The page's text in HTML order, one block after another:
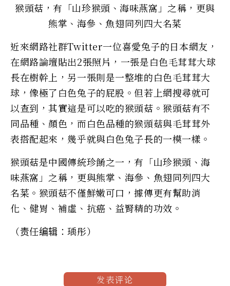
猴頭菇，有「山珍猴頭、海味燕窩」之稱，更與
熊掌、海參、魚翅同列四大名菜
近來網路社群Twitter一位喜愛兔子的日本網友，
在網路論壇貼出2張照片，一張是白色毛茸茸大球
長在樹幹上，另一張則是一整堆的白色毛茸茸大
球，像極了白色兔子的屁股。但若上網搜尋就可
以查到，其實這是可以吃的猴頭菇。猴頭菇有不
同品種、顏色，而白色品種的猴頭菇與毛茸茸外
表搭配起來，幾乎就與白色兔子長的一模一樣。
猴頭菇是中國傳統珍餚之一，有「山珍猴頭、海
味燕窩」之稱，更與熊掌、海參、魚翅同列四大
名菜。猴頭菇不僅鮮嫩可口，據傳更有幫助消
化、健胃、補虛、抗癌、益腎精的功效。
（责任编辑：瑀彤）
发表评论